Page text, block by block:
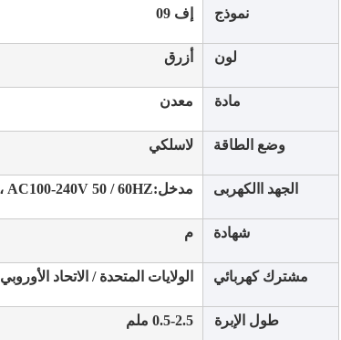
نموذج إف 09
لون أزرق
مادة معدن
وضع الطاقة لاسلكي
الجهد االكهربى مدخل:AC100-240V 50 / 60HZ ،
شهادة م
مشترك كهربائي الولايات المتحدة / الاتحاد الأوروبي
طول الإبرة 0.5-2.5 ملم